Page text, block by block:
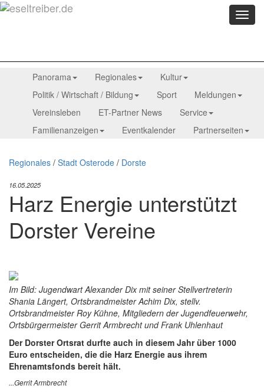
Menü
Panorama Regionales
Kultur
Politik / Wirtschaft / Bildung
Sport
Meldungen
Vereinsleben
ET-Partner News
Service
Familienanzeigen
Eventkalender Partnerseiten
Regionales / Stadt Osterode / Dorste
16.05.2025
Harz Energie unterstützt
Dorster Vereine
Im Bild: Jugendwart Alexander Dix mit seiner Stellvertreterin
Shania Längert, Ortsbrandmeister Achim Dix, stellv.
Ortsbrandmeister Roy Kühne, Mitgliedern der Jugendfeuerwehr,
Ortsbürgermeister Gerrit Armbrecht und Frank Uhlenhaut
Der Dorster Ortsrat durfte auch in diesem Jahr über 1000
Euro entscheiden, die die Harz Energie aus ihrem
Ehrenamtsfonds bereit hält.
...Gerrit Armbrecht